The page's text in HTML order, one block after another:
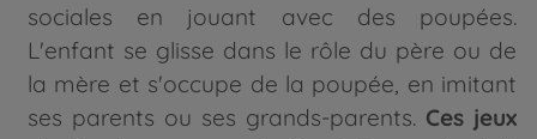
sociales en jouant avec des poupées.
L'enfant se glisse dans le rôle du père ou de
la mère et s'occupe de la poupée, en imitant
ses parents ou ses grands-parents. Ces jeux